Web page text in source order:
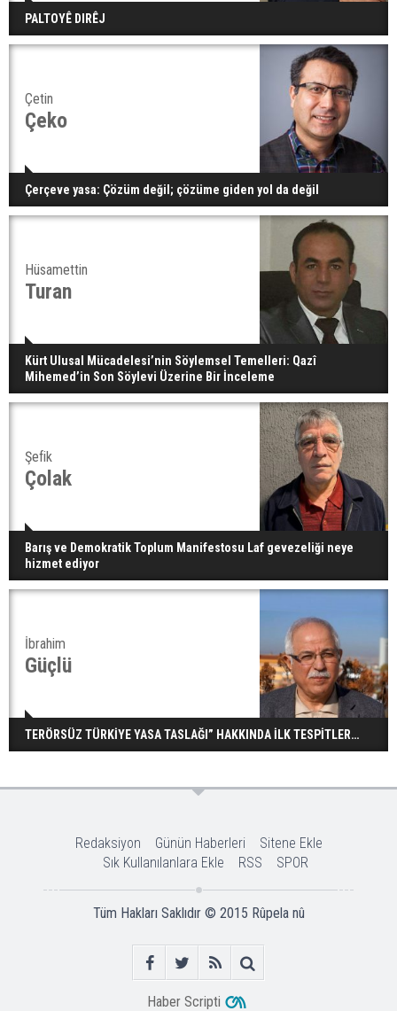
PALTOYÊ DIRÊJ
Çetin
Çeko
Çerçeve yasa: Çözüm değil; çözüme giden yol da değil
Hüsamettin
Turan
Kürt Ulusal Mücadelesi’nin Söylemsel Temelleri: Qazî
Mihemed’in Son Söylevi Üzerine Bir İnceleme
Şefik
Çolak
Barış ve Demokratik Toplum Manifestosu Laf gevezeliği neye
hizmet ediyor
İbrahim
Güçlü
TERÖRSÜZ TÜRKİYE YASA TASLAĞI” HAKKINDA İLK TESPİTLER…
Redaksiyon Günün Haberleri
Sitene Ekle
Sık Kullanılanlara Ekle
RSS SPOR
Tüm Hakları Saklıdır © 2015 Rûpela nû
Haber Scripti